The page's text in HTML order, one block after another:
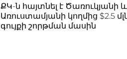
ՔԿ-ն հայտնել է Ծառուկյանի և
Առուստամյանի կողմից $2.5
գույքի շորթման մասին